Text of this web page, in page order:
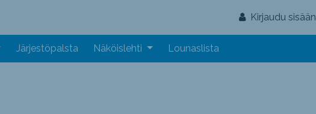
Kirjaudu sisään
Järjestöpalsta Näköislehti Lounaslista